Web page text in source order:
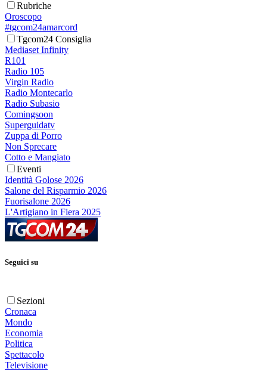
Rubriche
Oroscopo
#tgcom24amarcord
Tgcom24 Consiglia
Mediaset Infinity
R101
Radio 105
Virgin Radio
Radio Montecarlo
Radio Subasio
Comingsoon
Superguidatv
Zuppa di Porro
Non Sprecare
Cotto e Mangiato
Eventi
Identità Golose 2026
Salone del Risparmio 2026
Fuorisalone 2026
L'Artigiano in Fiera 2025
Seguici su
Sezioni
Cronaca
Mondo
Economia
Politica
Spettacolo
Televisione